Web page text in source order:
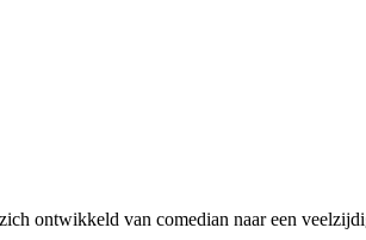
ontwikkeld van comedian naar een